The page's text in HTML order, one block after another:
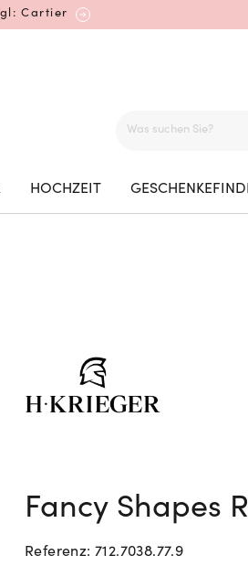
Cartier
Uhren von Cartier
HOCHZEIT
Fancy Shapes
Referenz: 712.7038.77.9